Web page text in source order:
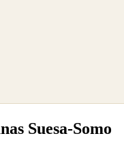
Suesa-Somo